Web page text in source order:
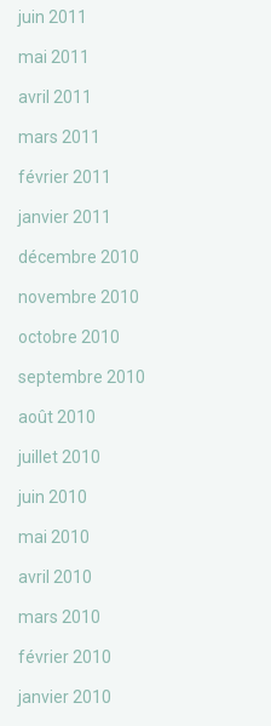
juin 2011
mai 2011
avril 2011
mars 2011
février 2011
janvier 2011
décembre 2010
novembre 2010
octobre 2010
septembre 2010
août 2010
juillet 2010
juin 2010
mai 2010
avril 2010
mars 2010
février 2010
janvier 2010